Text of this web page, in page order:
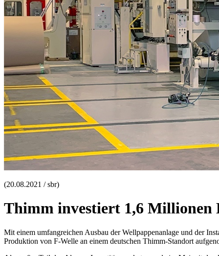
(20.08.2021 / sbr)
Thimm investiert 1,6 Millionen
Mit einem umfangreichen Ausbau der Wellpappenanlage und der
Produktion von F-Welle an einem deutschen Thimm-Standort